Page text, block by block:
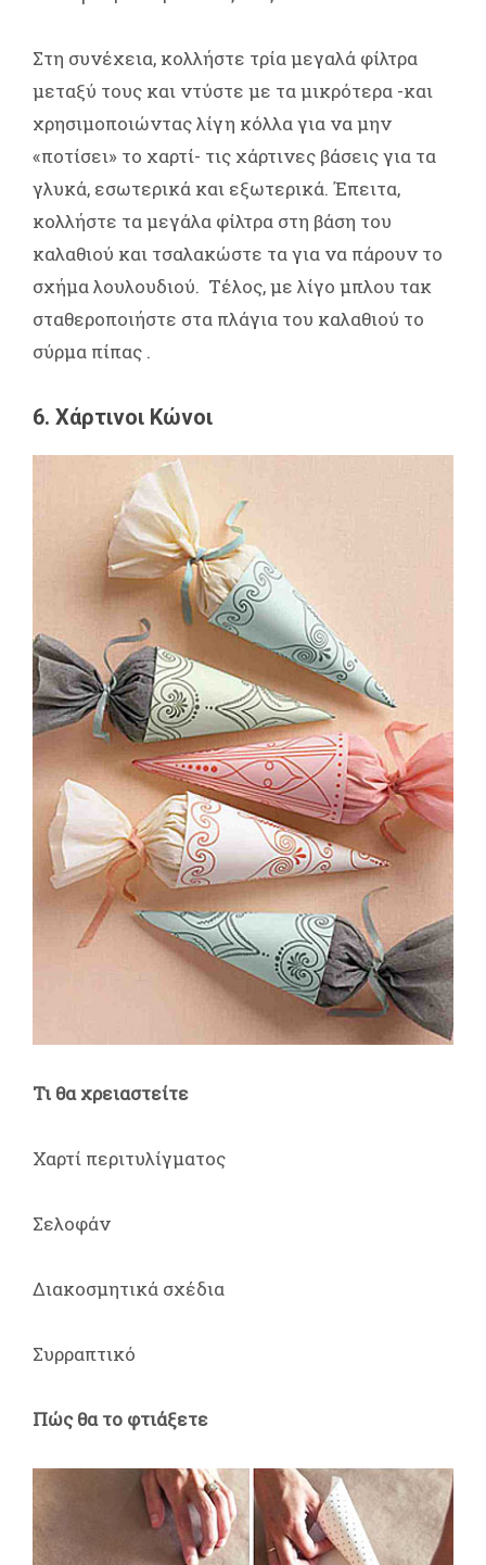
Στη συνέχεια, κολλήστε τρία μεγαλά φίλτρα
μεταξύ τους και ντύστε με τα μικρότερα -και
χρησιμοποιώντας λίγη κόλλα για να μην
«ποτίσει» το χαρτί- τις χάρτινες βάσεις για τα
γλυκά, εσωτερικά και εξωτερικά. Έπειτα,
κολλήστε τα μεγάλα φίλτρα στη βάση του
καλαθιού και τσαλακώστε τα για να πάρουν το
σχήμα λουλουδιού. Τέλος, με λίγο μπλου τακ
σταθεροποιήστε στα πλάγια του καλαθιού το
σύρμα πίπας .
6. Χάρτινοι Κώνοι
Τι θα χρειαστείτε
Χαρτί περιτυλίγματος
Σελοφάν
Διακοσμητικά σχέδια
Συρραπτικό
Πώς θα το φτιάξετε